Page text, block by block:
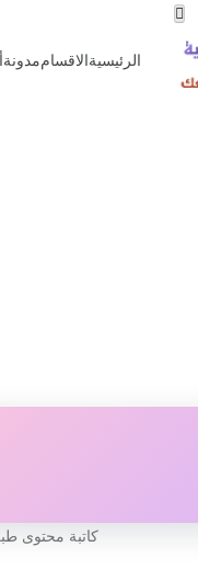
الرئيسيةالاقساممدونة
كاتبة محتوى طبي خبرة 6 سنوات، لديها شغف في الكتابة بالمجال الطبي، خصوصا الطب